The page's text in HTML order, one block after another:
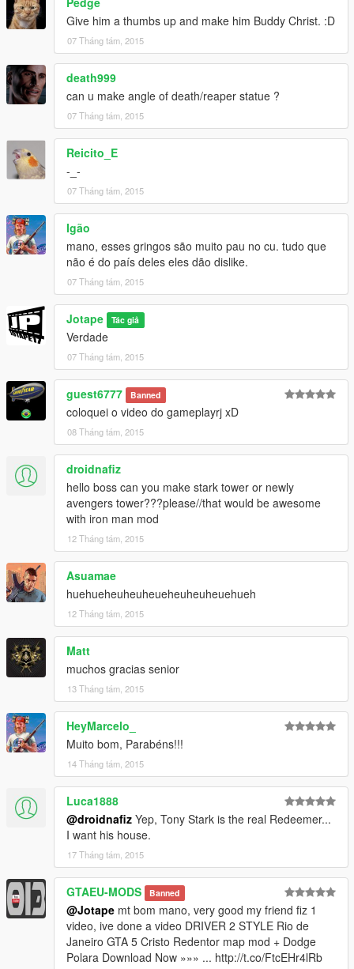
Give him a thumbs up and make him Buddy Christ. :D
07 Tháng tám, 2015
death999
can u make angle of death/reaper statue ?
07 Tháng tám, 2015
Reicito_E
-_-
07 Tháng tám, 2015
Igão
mano, esses gringos são muito pau no cu. tudo que
não é do país deles eles dão dislike.
07 Tháng tám, 2015
Jotape Tác giả
Verdade
07 Tháng tám, 2015
guest6777 Banned
coloquei o video do gameplayrj xD
08 Tháng tám, 2015
droidnafiz
hello boss can you make stark tower or newly
avengers tower???please//that would be awesome
with iron man mod
12 Tháng tám, 2015
Asuamae
huehueheuheuheueheuheuheuehueh
12 Tháng tám, 2015
Matt
muchos gracias senior
13 Tháng tám, 2015
HeyMarcelo_
Muito bom, Parabéns!!!
14 Tháng tám, 2015
Luca1888
@droidnafiz Yep, Tony Stark is the real Redeemer...
I want his house.
17 Tháng tám, 2015
GTAEU-MODS Banned
@Jotape mt bom mano, very good my friend fiz 1
video, ive done a video DRIVER 2 STYLE Rio de
Janeiro GTA 5 Cristo Redentor map mod + Dodge
Polara Download Now »»» ... http://t.co/FtcEHr4lRb